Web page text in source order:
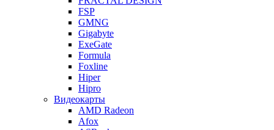
FSP
GMNG
Gigabyte
ExeGate
Formula
Foxline
Hiper
Hipro
Видеокарты
AMD Radeon
Afox